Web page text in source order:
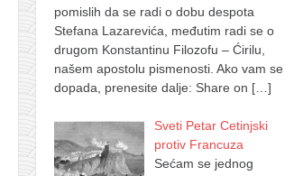
pomislih da se radi o dobu despota
Stefana Lazarevića, međutim radi se o
drugom Konstantinu Filozofu – Ćirilu,
našem apostolu pismenosti. Ako vam se
dopada, prenesite dalje: Share on […]
Sveti Petar Cetinjski
protiv Francuza
Sećam se jednog